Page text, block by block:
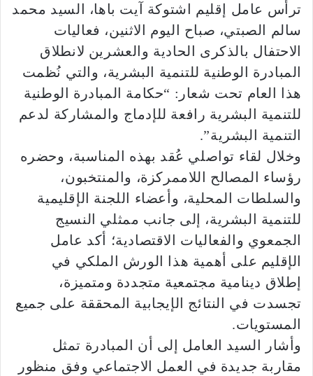
ترأس عامل إقليم اشتوكة آيت باها، السيد محمد
سالم الصبتي، صباح اليوم الاثنين، فعاليات
الاحتفال بالذكرى الحادية والعشرين لانطلاق
المبادرة الوطنية للتنمية البشرية، والتي نُظمت
هذا العام تحت شعار: “حكامة المبادرة الوطنية
للتنمية البشرية رافعة للإدماج والمشاركة لدعم
التنمية البشرية”.
وخلال لقاء تواصلي عُقد بهذه المناسبة، وحضره
رؤساء المصالح اللاممركزة، والمنتخبون،
والسلطات المحلية، وأعضاء اللجنة الإقليمية
للتنمية البشرية، إلى جانب ممثلي النسيج
الجمعوي والفعاليات الاقتصادية؛ أكد عامل
الإقليم على أهمية هذا الورش الملكي في
إطلاق دينامية مجتمعية متجددة ومتميزة،
تجسدت في النتائج الإيجابية المحققة على جميع
المستويات.
وأشار السيد العامل إلى أن المبادرة تمثل
مقاربة جديدة في العمل الاجتماعي وفق منظور